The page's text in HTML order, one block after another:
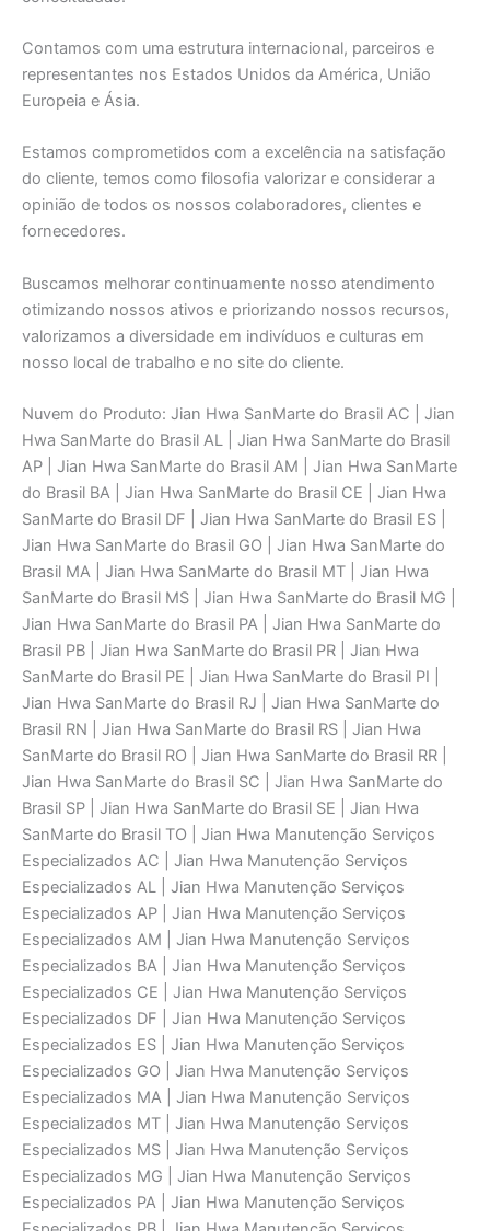
Contamos com uma estrutura internacional, parceiros e
representantes nos Estados Unidos da América, União
Europeia e Ásia.
Estamos comprometidos com a excelência na satisfação
do cliente, temos como filosofia valorizar e considerar a
opinião de todos os nossos colaboradores, clientes e
fornecedores.
Buscamos melhorar continuamente nosso atendimento
otimizando nossos ativos e priorizando nossos recursos,
valorizamos a diversidade em indivíduos e culturas em
nosso local de trabalho e no site do cliente.
Nuvem do Produto: Jian Hwa SanMarte do Brasil AC | Jian
Hwa SanMarte do Brasil AL | Jian Hwa SanMarte do Brasil
AP | Jian Hwa SanMarte do Brasil AM | Jian Hwa SanMarte
do Brasil BA | Jian Hwa SanMarte do Brasil CE | Jian Hwa
SanMarte do Brasil DF | Jian Hwa SanMarte do Brasil ES |
Jian Hwa SanMarte do Brasil GO | Jian Hwa SanMarte do
Brasil MA | Jian Hwa SanMarte do Brasil MT | Jian Hwa
SanMarte do Brasil MS | Jian Hwa SanMarte do Brasil MG |
Jian Hwa SanMarte do Brasil PA | Jian Hwa SanMarte do
Brasil PB | Jian Hwa SanMarte do Brasil PR | Jian Hwa
SanMarte do Brasil PE | Jian Hwa SanMarte do Brasil PI |
Jian Hwa SanMarte do Brasil RJ | Jian Hwa SanMarte do
Brasil RN | Jian Hwa SanMarte do Brasil RS | Jian Hwa
SanMarte do Brasil RO | Jian Hwa SanMarte do Brasil RR |
Jian Hwa SanMarte do Brasil SC | Jian Hwa SanMarte do
Brasil SP | Jian Hwa SanMarte do Brasil SE | Jian Hwa
SanMarte do Brasil TO | Jian Hwa Manutenção Serviços
Especializados AC | Jian Hwa Manutenção Serviços
Especializados AL | Jian Hwa Manutenção Serviços
Especializados AP | Jian Hwa Manutenção Serviços
Especializados AM | Jian Hwa Manutenção Serviços
Especializados BA | Jian Hwa Manutenção Serviços
Especializados CE | Jian Hwa Manutenção Serviços
Especializados DF | Jian Hwa Manutenção Serviços
Especializados ES | Jian Hwa Manutenção Serviços
Especializados GO | Jian Hwa Manutenção Serviços
Especializados MA | Jian Hwa Manutenção Serviços
Especializados MT | Jian Hwa Manutenção Serviços
Especializados MS | Jian Hwa Manutenção Serviços
Especializados MG | Jian Hwa Manutenção Serviços
Especializados PA | Jian Hwa Manutenção Serviços